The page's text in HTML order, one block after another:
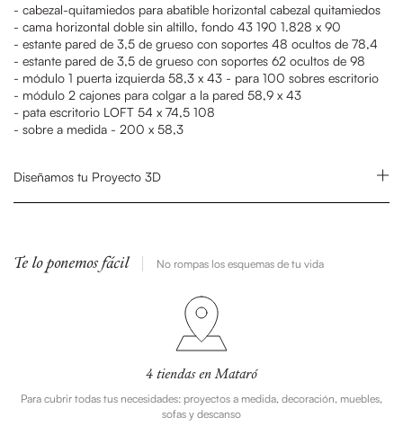
- cabezal-quitamiedos para abatible horizontal cabezal quitamiedos
- cama horizontal doble sin altillo, fondo 43 190 1.828 x 90
- estante pared de 3,5 de grueso con soportes 48 ocultos de 78,4
- estante pared de 3,5 de grueso con soportes 62 ocultos de 98
- módulo 1 puerta izquierda 58,3 x 43 - para 100 sobres escritorio
- módulo 2 cajones para colgar a la pared 58,9 x 43
- pata escritorio LOFT 54 x 74,5 108
- sobre a medida - 200 x 58,3
Diseñamos tu Proyecto 3D
Te lo ponemos fácil No rompas los esquemas de tu vida
4 tiendas en Mataró
Para cubrir todas tus necesidades: proyectos a medida, decoración, muebles,
sofas y descanso